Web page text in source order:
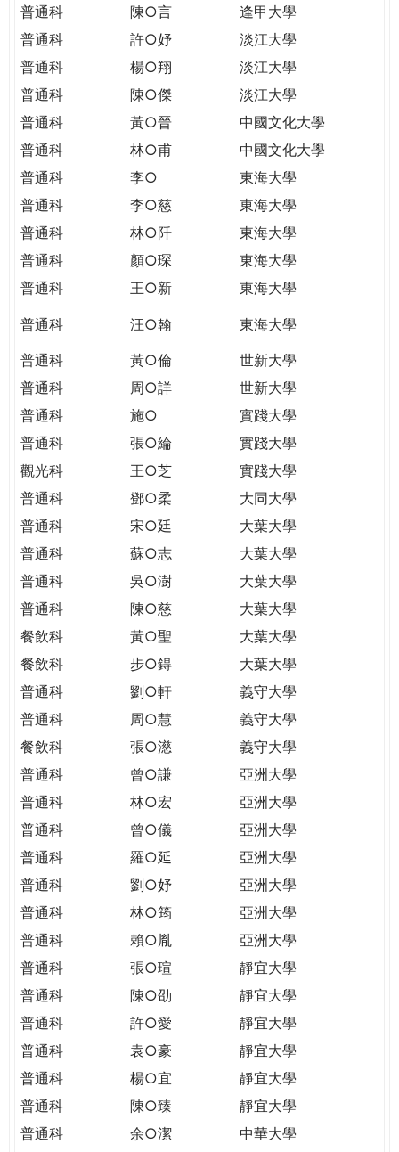
普通科
陳○言
逢甲大學
普通科
許○妤
淡江大學
普通科
楊○翔
淡江大學
普通科
陳○傑
淡江大學
普通科
黃○晉
中國文化大學
普通科
林○甫
中國文化大學
普通科
李○
東海大學
普通科
李○慈
東海大學
普通科
林○阡
東海大學
普通科
顏○琛
東海大學
普通科
王○新 東海大學
普通科 汪○翰
東海大學
普通科
黃○倫
世新大學
普通科
周○詳
世新大學
普通科
施○
實踐大學
普通科
張○綸
實踐大學
觀光科
王○芝
實踐大學
普通科
鄧○柔
大同大學
普通科
宋○廷
大葉大學
普通科
蘇○志
大葉大學
普通科
吳○澍
大葉大學
普通科
陳○慈
大葉大學
餐飲科
黃○聖
大葉大學
餐飲科
步○鍀
大葉大學
普通科
劉○軒
義守大學
普通科
周○慧
義守大學
餐飲科
張○濨
義守大學
普通科
曾○謙
亞洲大學
普通科
林○宏
亞洲大學
普通科
曾○儀
亞洲大學
普通科
羅○延
亞洲大學
普通科
劉○妤
亞洲大學
普通科
林○筠
亞洲大學
普通科
賴○胤
亞洲大學
普通科
張○瑄
靜宜大學
普通科
陳○劭
靜宜大學
普通科
許○愛
靜宜大學
普通科
袁○豪
靜宜大學
普通科
楊○宜
靜宜大學
普通科
陳○臻
靜宜大學
普通科
余○潔
中華大學